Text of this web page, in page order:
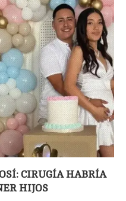
CIRUGÍA HABRÍA
HIJOS